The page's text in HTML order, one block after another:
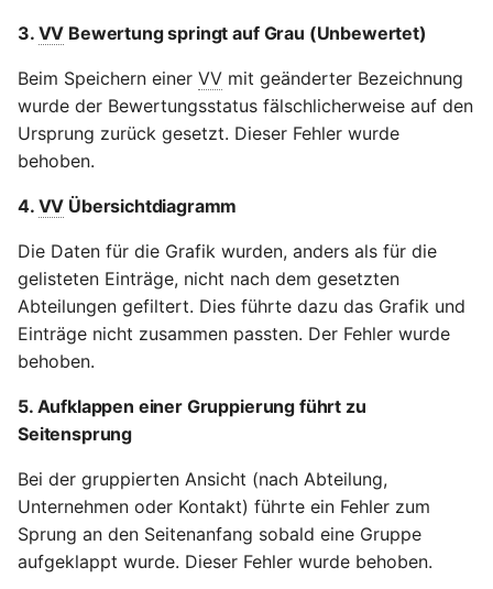
3. VV Bewertung springt auf Grau (Unbewertet)
Beim Speichern einer VV mit geänderter Bezeichnung
wurde der Bewertungsstatus fälschlicherweise auf den
Ursprung zurück gesetzt. Dieser Fehler wurde
behoben.
4. VV Übersichtdiagramm
Die Daten für die Grafik wurden, anders als für die
gelisteten Einträge, nicht nach dem gesetzten
Abteilungen gefiltert. Dies führte dazu das Grafik und
Einträge nicht zusammen passten. Der Fehler wurde
behoben.
5. Aufklappen einer Gruppierung führt zu
Seitensprung
Bei der gruppierten Ansicht (nach Abteilung,
Unternehmen oder Kontakt) führte ein Fehler zum
Sprung an den Seitenanfang sobald eine Gruppe
aufgeklappt wurde. Dieser Fehler wurde behoben.